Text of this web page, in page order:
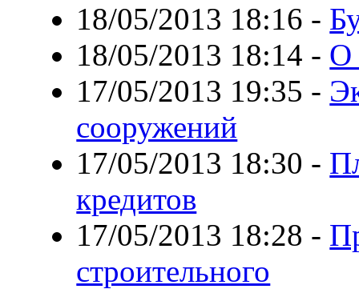
18/05/2013 18:16 -
18/05/2013 18:14 - О
17/05/2013 19:35 -
сооружений
17/05/2013 18:30 -
кредитов
17/05/2013 18:28 -
строительного